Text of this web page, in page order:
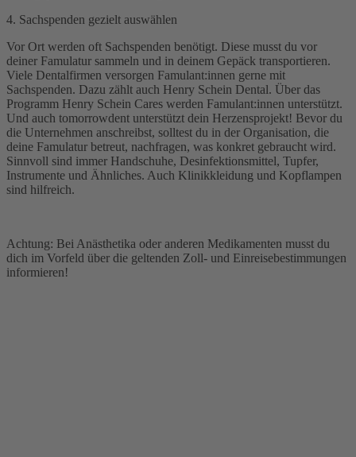
4. Sachspenden gezielt auswählen
Vor Ort werden oft Sachspenden benötigt. Diese musst du vor
deiner Famulatur sammeln und in deinem Gepäck transportieren.
Viele Dentalfirmen versorgen Famulant:innen gerne mit
Sachspenden. Dazu zählt auch Henry Schein Dental. Über das
Programm Henry Schein Cares werden Famulant:innen unterstützt.
Und auch tomorrowdent unterstützt dein Herzensprojekt! Bevor du
die Unternehmen anschreibst, solltest du in der Organisation, die
deine Famulatur betreut, nachfragen, was konkret gebraucht wird.
Sinnvoll sind immer Handschuhe, Desinfektionsmittel, Tupfer,
Instrumente und Ähnliches. Auch Klinikkleidung und Kopflampen
sind hilfreich.
Achtung: Bei Anästhetika oder anderen Medikamenten musst du
dich im Vorfeld über die geltenden Zoll- und Einreisebestimmungen
informieren!